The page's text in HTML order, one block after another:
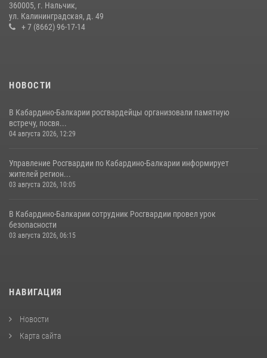
НАЧАЛЬНИК УПРАВЛЕНИЯ РОСГВАРДИИ ПО КАБАРДИНО-
БАЛКАРСКОЙ РЕСПУБЛИКЕ ПРОВЕДЕТ ПРИЕМ ГРАЖДАН
360005, г. Нальчик,
ул. Калининградская, д. 49
+ 7 (8662) 96-17-14
НОВОСТИ
В Кабардино-Балкарии росгвардейцы организовали памятную
встречу, посвя...
04 августа 2026, 12:29
Управление Росгвардии по Кабардино-Балкарии информирует
жителей регион...
03 августа 2026, 10:05
В Кабардино‑Балкарии сотрудник Росгвардии провел урок
безопасности
03 августа 2026, 06:15
НАВИГАЦИЯ
Новости
Карта сайта